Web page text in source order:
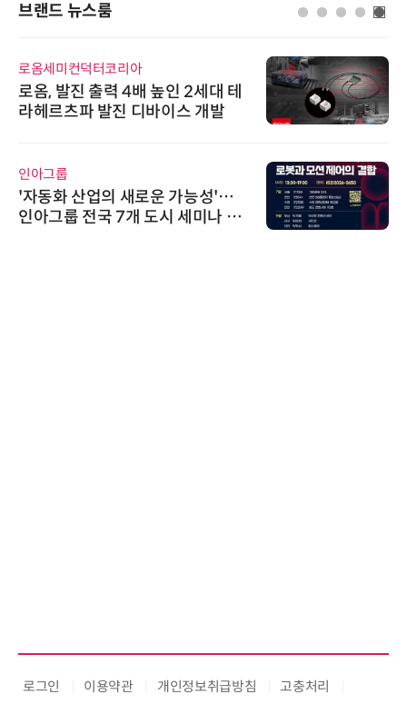
브랜드 뉴스룸
로옴세미컨덕터코리아
로옴, 발진 출력 4배 높인 2세대 테
라헤르츠파 발진 디바이스 개발
인아그룹
'자동화 산업의 새로운 가능성'…
인아그룹 전국 7개 도시 세미나 페
로그인 이용약관 개인정보취급방침 고충처리